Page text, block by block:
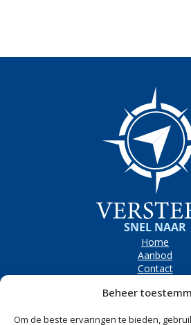
Beheer
Om de beste ervaringen te bieden,
SNEL NAAR
Home
Aanbod
Contact